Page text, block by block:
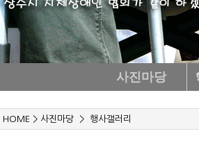
사진마당
HOME > 사진마당 > 행사갤러리